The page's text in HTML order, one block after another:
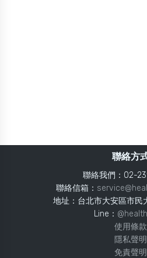
聯絡方
聯絡我們：02-
聯絡信箱：
地址：台北市大安區市民
Line：
使用條款
隱私聲明
免責聲明